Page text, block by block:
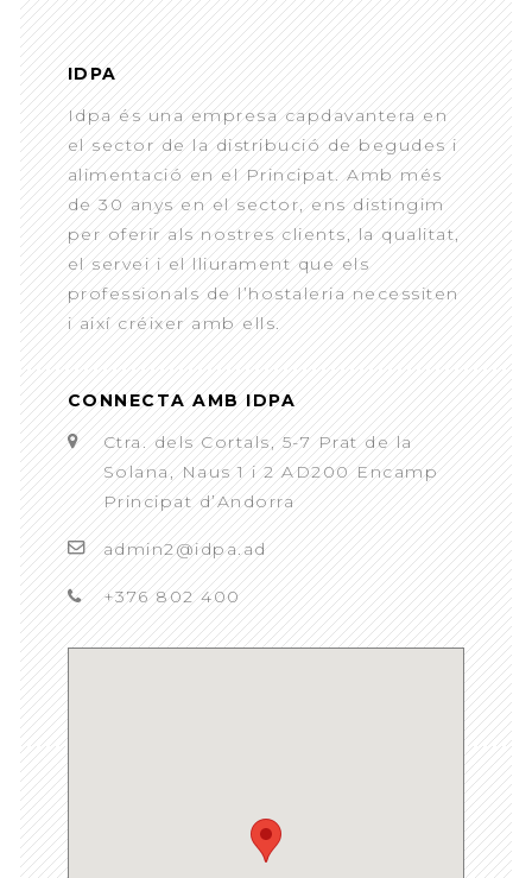
IDPA
Idpa és una empresa capdavantera en
el sector de la distribució de begudes i
alimentació en el Principat. Amb més
de 30 anys en el sector, ens distingim
per oferir als nostres clients, la qualitat,
el servei i el lliurament que els
professionals de l’hostaleria necessiten
i així créixer amb ells.
CONNECTA AMB IDPA
Ctra. dels Cortals, 5-7 Prat de la
Solana, Naus 1 i 2 AD200 Encamp
Principat d’Andorra
admin2@idpa.ad
+376 802 400